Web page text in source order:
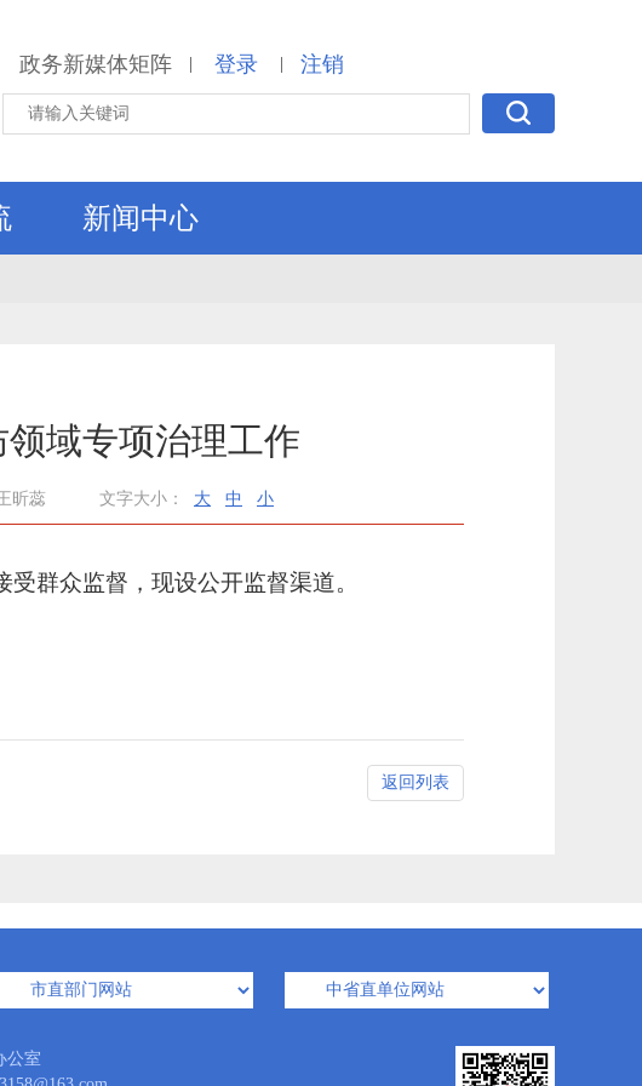
政务新媒体矩阵 | 登录 | 注销
新闻中心
域专项治理工作
昕蕊 文字大小： 大 中 小
群众监督，现设公开监督渠道。
返回列表
公室